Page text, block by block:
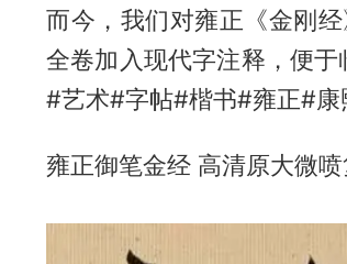
而今，我们对雍正《金刚
全卷加入现代字注释，便
#艺术#字帖#楷书#雍正#
雍正御笔金经 高清原大微